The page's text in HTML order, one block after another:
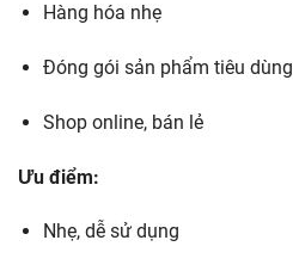
Hàng hóa nhẹ
Đóng gói sản phẩm tiêu dùng
Shop online, bán lẻ
Ưu điểm:
Nhẹ, dễ sử dụng